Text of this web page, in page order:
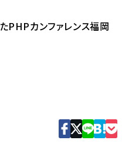
カンファレンス福岡